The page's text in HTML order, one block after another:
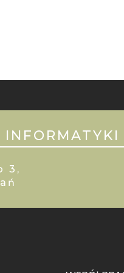
3,